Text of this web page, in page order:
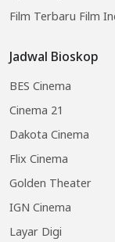
Film Terbaru Film
Jadwal Bioskop
BES Cinema
Cinema 21
Dakota Cinema
Flix Cinema
Golden Theater
IGN Cinema
Layar Digi